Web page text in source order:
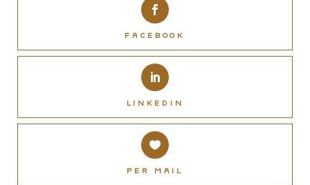
Facebook
LinkedIn
Per Mail